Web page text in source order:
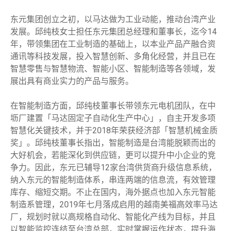
东元集团创立之初，以马达做为工业动能，推动台湾产业
发展。邱纯枝女士担任东元集团总经理和董事长，迄今14
年，带领集团在工业制造的基础上，以本业产品产融合资
通讯等科技发展，投入智慧创新、多角化经营，并且已在
智慧零售与智慧物流、智能小区、智能制造等各领域，发
展出具有商业实力的产品与服务。
在智能制造方面，邱纯枝董事长带领东元电机团队，在中
坜厂建置「马达固定子自动化生产中心」，自主开发多项
智慧化关键技术，并于2018年荣获经济部「智慧机械金质
奖」。邱纯枝董事长指出，智能制造是台湾能脱颖而出的
大好机会，若能深化到供应链，更可以提升中小企业的竞
争力。因此，东元已辅导12家台湾供货商升级信息系统，
纳入东元的智能制造体系，串连两端的信息流，有效管理
库存、缩短交期。不止在国内，海外据点也加入东元智能
制造系管理，2019年七月落成启用的越南美福高效率马达
厂，规划时就以高规格自动化、智能化产线为目标，并且